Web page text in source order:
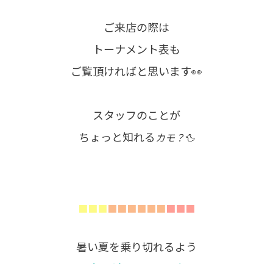
ご来店の際は
トーナメント表も
ご覧頂ければと思います👀
スタッフのことが
ちょっと知れる カモ？🦆
■■■■■■■■■■■■
暑い夏を乗り切れるよう